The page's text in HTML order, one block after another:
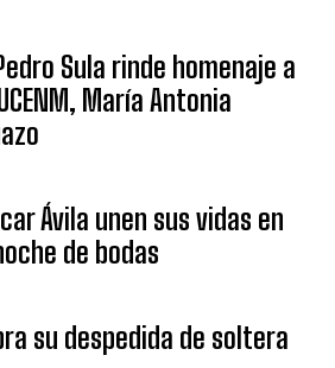
Sula rinde homenaje a
María Antonia
Ávila unen sus vidas en
de bodas
su despedida de soltera